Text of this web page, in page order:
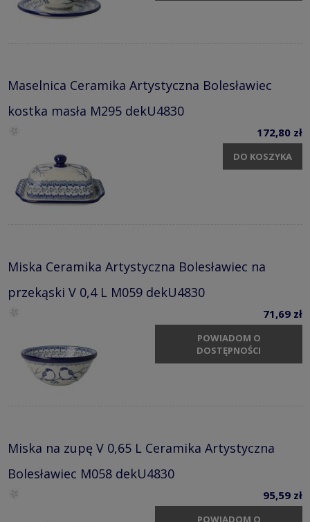
Maselnica Ceramika Artystyczna Bolesławiec
kostka masła M295 dekU4830
172,80 zł
DO KOSZYKA
Miska Ceramika Artystyczna Bolesławiec na
przekąski V 0,4 L M059 dekU4830
71,69 zł
POWIADOM O
DOSTĘPNOŚCI
Miska na zupę V 0,65 L Ceramika Artystyczna
Bolesławiec M058 dekU4830
95,59 zł
POWIADOM O